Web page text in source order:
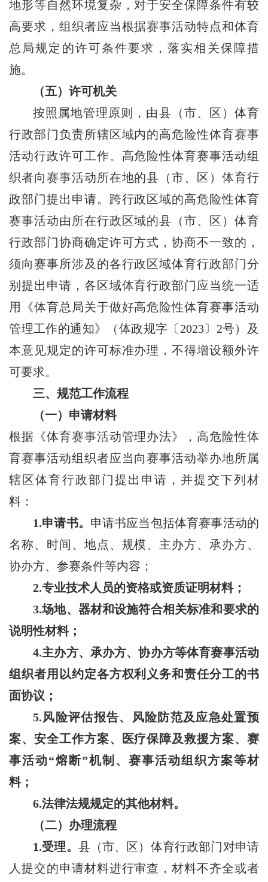
地形等自然环境复杂，对于安全保障条件有较
高要求，组织者应当根据赛事活动特点和体育
总局规定的许可条件要求，落实相关保障措
施。
（五）许可机关
按照属地管理原则，由县（市、区）体育
行政部门负责所辖区域内的高危险性体育赛事
活动行政许可工作。高危险性体育赛事活动组
织者向赛事活动所在地的县（市、区）体育行
政部门提出申请。跨行政区域的高危险性体育
赛事活动由所在行政区域的县（市、区）体育
行政部门协商确定许可方式，协商不一致的，
须向赛事所涉及的各行政区域体育行政部门分
别提出申请，各区域体育行政部门应当统一适
用《体育总局关于做好高危险性体育赛事活动
管理工作的通知》（体政规字〔2023〕2号）及
本意见规定的许可标准办理，不得增设额外许
可要求。
三、规范工作流程
（一）申请材料
根据《体育赛事活动管理办法》，高危险性体
育赛事活动组织者应当向赛事活动举办地所属
辖区体育行政部门提出申请，并提交下列材
料：
1.申请书。 申请书应当包括体育赛事活动的
名称、时间、地点、规模、主办方、承办方、
协办方、参赛条件等内容；
2.专业技术人员的资格或资质证明材料；
3.场地、器材和设施符合相关标准和要求的
说明性材料；
4.主办方、承办方、协办方等体育赛事活动
组织者用以约定各方权利义务和责任分工的书
面协议；
5.风险评估报告、风险防范及应急处置预
案、安全工作方案、医疗保障及救援方案、赛
事活动“熔断”机制、赛事活动组织方案等材
料；
6.法律法规规定的其他材料。
（二）办理流程
1.受理。 县（市、区）体育行政部门对申请
人提交的申请材料进行审查，材料不齐全或者